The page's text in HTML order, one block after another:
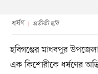
ধর্ষণ প্রতীকী ছবি
হবিগঞ্জের মাধবপুর
এক কিশোরীকে ধর্ষণের